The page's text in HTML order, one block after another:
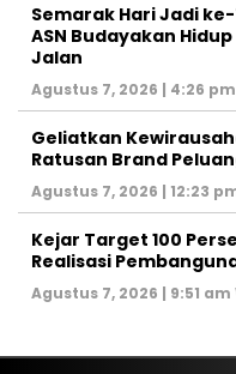
‎Semarak Hari Jadi
ASN Budayakan
Jalan
Agustus 7, 2026 | 4:26 pm
‎Geliatkan
Ratusan Brand
Agustus 7, 2026 | 12:23
Kejar Target 100
Realisasi
Agustus 7, 2026 | 9:51 am